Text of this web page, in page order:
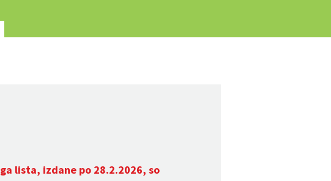
lista, izdane po 28.2.2026, so